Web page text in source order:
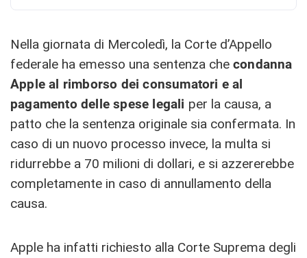
Nella giornata di Mercoledì, la Corte d’Appello
federale ha emesso una sentenza che condanna
Apple al rimborso dei consumatori e al
pagamento delle spese legali per la causa, a
patto che la sentenza originale sia confermata. In
caso di un nuovo processo invece, la multa si
ridurrebbe a 70 milioni di dollari, e si azzererebbe
completamente in caso di annullamento della
causa.
Apple ha infatti richiesto alla Corte Suprema degli